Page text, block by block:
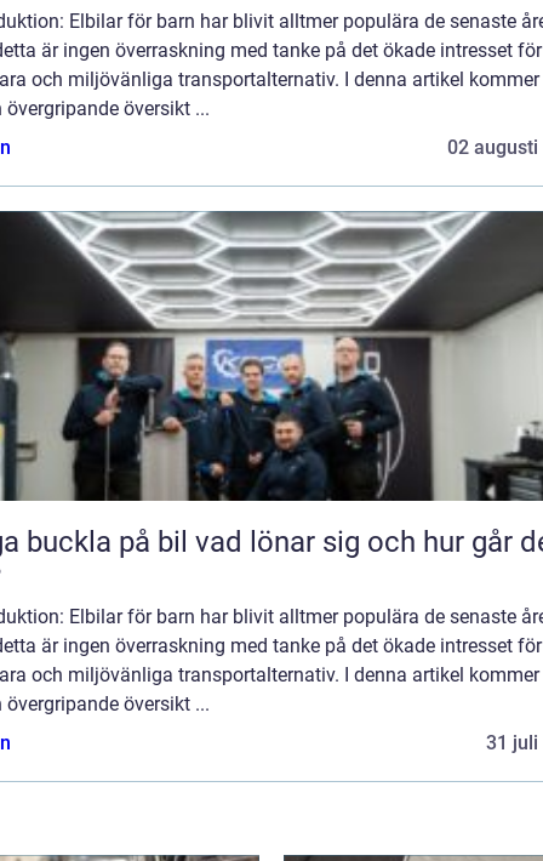
Elbilar för barn har blivit alltmer populära de senaste
är ingen överraskning med tanke på det ökade intresset för
och miljövänliga transportalternativ. I denna artikel
övergripande översikt ...
02 augusti
på bil vad lönar sig och hur går det
Elbilar för barn har blivit alltmer populära de senaste
är ingen överraskning med tanke på det ökade intresset för
och miljövänliga transportalternativ. I denna artikel
övergripande översikt ...
31 juli